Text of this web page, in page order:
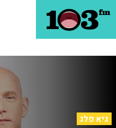
גיא פלג